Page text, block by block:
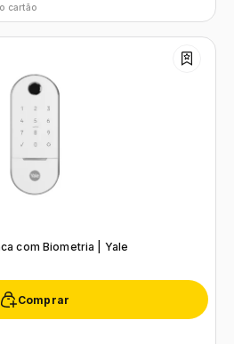
cartão
com Biometria | Yale
Comprar